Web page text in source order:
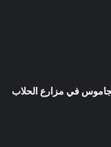
في مزارع الحلاب